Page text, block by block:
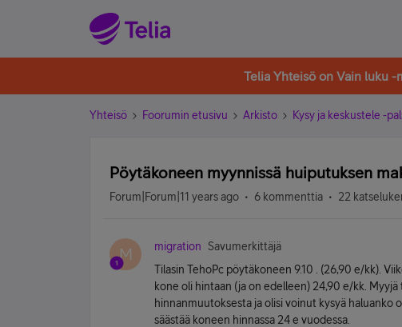
Telia Yhteisö on Vain luku -
Yhteisö Foorumin etusivu Arkisto Kysy ja keskustele -
Pöytäkoneen myynnissä huiputuksen
Forum|Forum|11 years ago 6 kommenttia 22
M migration
Savumerkittäjä
Tilasin TehoPc pöytäkoneen 9.10 . (26,90 e/kk).
kone oli hintaan (ja on edelleen) 24,90 e/kk.
hinnanmuutoksesta ja olisi voinut kysyä haluanko
säästää koneen hinnassa 24 e vuodessa.